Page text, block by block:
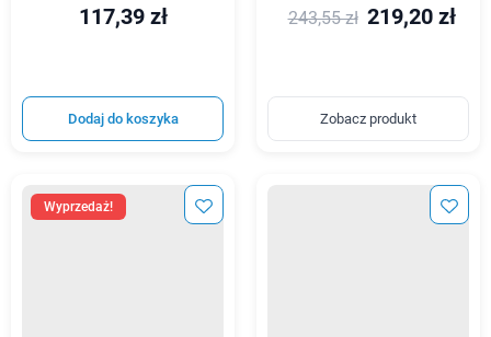
117,39 zł
Dodaj do koszyka
243,55 zł 219,20 zł
Zobacz produkt
Wyprzedaż!